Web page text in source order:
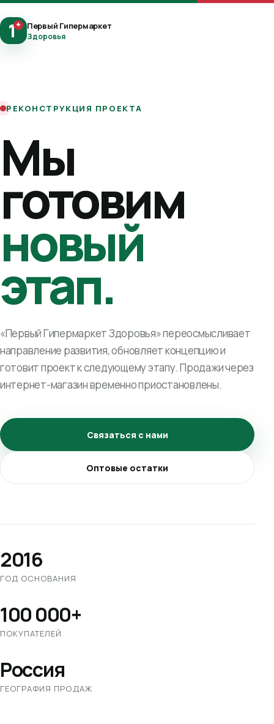
1+ Первый Гипермаркет
Здоровья
РЕКОНСТРУКЦИЯ ПРОЕКТА
Мы
готовим
новый
этап.
«Первый Гипермаркет Здоровья» переосмысливает
направление развития, обновляет концепцию и
готовит проект к следующему этапу. Продажи через
интернет-магазин временно приостановлены.
Связаться с нами
Оптовые остатки
2016
ГОД ОСНОВАНИЯ
100 000+
ПОКУПАТЕЛЕЙ
Россия
ГЕОГРАФИЯ ПРОДАЖ